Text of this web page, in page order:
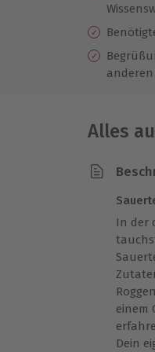
Alles
In der
einem
Dein